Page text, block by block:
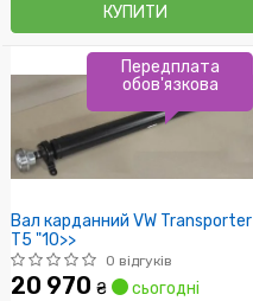
КУПИТИ
Вал карданний VW Transporter
T5 "10>>
0 відгуків
20 970 ₴ сьогодні
Передплата
обов'язкова